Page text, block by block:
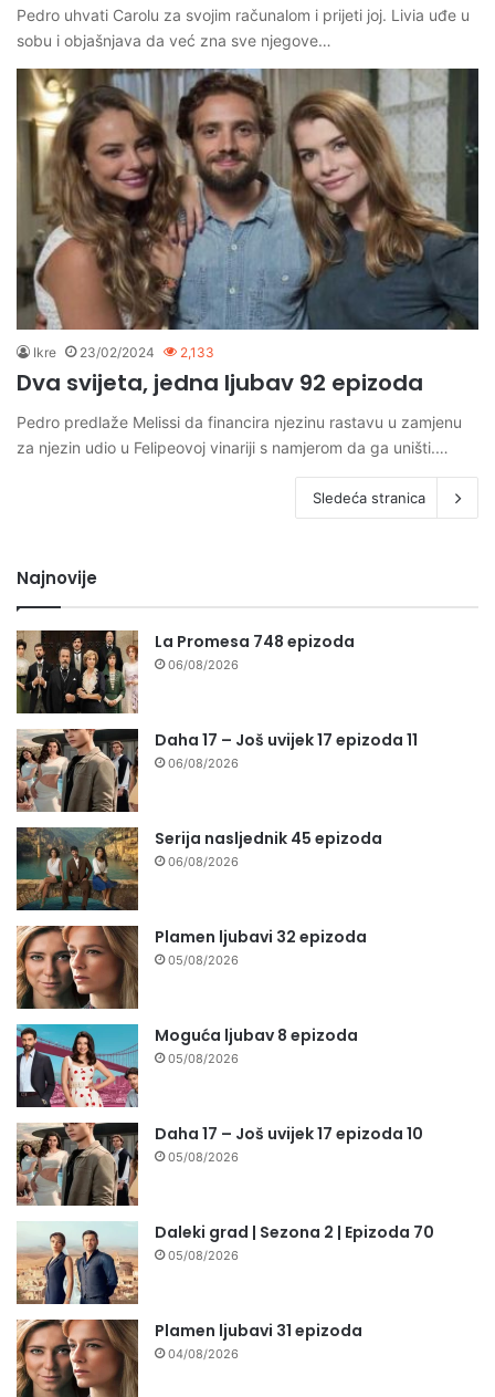
Pedro uhvati Carolu za svojim računalom i prijeti joj. Livia uđe u
sobu i objašnjava da već zna sve njegove…
Ikre 23/02/2024 2,133
Dva svijeta, jedna ljubav 92 epizoda
Pedro predlaže Melissi da financira njezinu rastavu u zamjenu
za njezin udio u Felipeovoj vinariji s namjerom da ga uništi.…
Sledeća stranica
Najnovije
La Promesa 748 epizoda
06/08/2026
Daha 17 – Još uvijek 17 epizoda 11
06/08/2026
Serija nasljednik 45 epizoda
06/08/2026
Plamen ljubavi 32 epizoda
05/08/2026
Moguća ljubav 8 epizoda
05/08/2026
Daha 17 – Još uvijek 17 epizoda 10
05/08/2026
Daleki grad | Sezona 2 | Epizoda 70
05/08/2026
Plamen ljubavi 31 epizoda
04/08/2026